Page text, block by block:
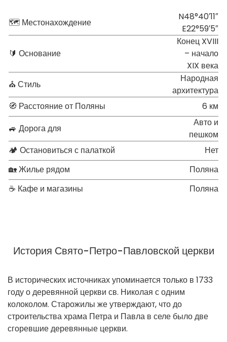
🗺 Местонахождение
N48°40′11″
E22°59′5″
🔰 Основание
Конец XVIII
– начало
XIX века
⛪ Стиль
Народная
архитектура
🧭 Расстояние от Поляны
6 км
🚙 Дорога для
Авто и
пешком
🏕 Остановиться с палаткой
Нет
🏡 Жилье рядом
Поляна
☕ Кафе и магазины
Поляна
История Свято-Петро-Павловской церкви
В исторических источниках упоминается только в 1733
году о деревянной церкви св. Николая с одним
колоколом. Старожилы же утверждают, что до
строительства храма Петра и Павла в селе было две
сгоревшие деревянные церкви.